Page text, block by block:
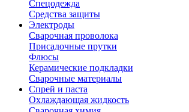
Спецодежда
Средства защиты
Электроды
Сварочная проволока
Присадочные прутки
Флюсы
Керамические подкладки
Сварочные материалы
Спрей и паста
Охлаждающая жидкость